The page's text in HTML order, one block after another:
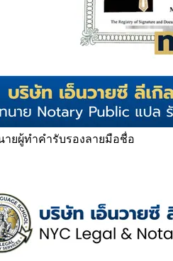
ายผู้ทำคำรับรองลายมือชื่อ